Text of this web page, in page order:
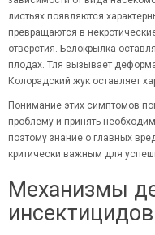
листьях появляются
превращаются в
отверстия. Белокрылка
плодах. Тля вызывает
Колорадский жук оставляет
Понимание этих симптомов
проблему и принять
поэтому знание о главных
критически важным для
Механизмы